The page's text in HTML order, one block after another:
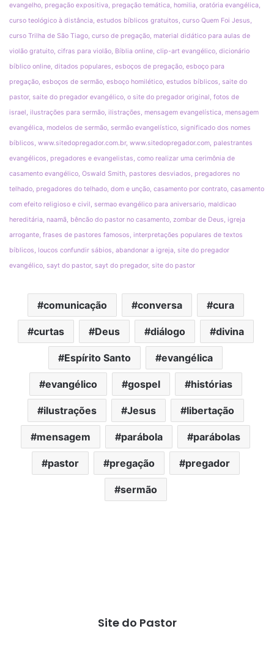
evangelho, pregação expositiva, pregação temática, homilia, oratória evangélica,
curso teológico à distância, estudos bíblicos gratuitos, curso Quem Foi Jesus,
curso Trilha de São Tiago, curso de pregação, material didático para aulas de
violão gratuito, cifras para violão, Bíblia online, clip-art evangélico, dicionário
bíblico online, ditados populares, esboços de pregação, esboço para
pregação, esboços de sermão, esboço homilético, estudos bíblicos, saite do
pastor, saite do pregador evangélico, o site do pregador original, fotos de
israel, ilustrações para sermão, ilistrações, mensagem evangelística, mensagem
evangélica, modelos de sermão, sermão evangelístico, significado dos nomes
bíblicos, www.sitedopregador.com.br, www.sitedopregador.com, palestrantes
evangélicos, pregadores e evangelistas, como realizar uma cerimônia de
casamento evangélico, Oswald Smith, pastores desviados, pregadores no
telhado, pregadores do telhado, dom e unção, casamento por contrato, casamento
com efeito religioso e civil, sermao evangélico para aniversario, maldicao
hereditária, naamã, bêncão do pastor no casamento, zombar de Deus, igreja
arrogante, frases de pastores famosos, interpretações populares de textos
bíblicos, loucos confundir sábios, abandonar a igreja, site do pregador
evangélico, sayt do pastor, sayt do pregador, site do pastor
comunicação conversa cura
curtas Deus diálogo divina
Espírito Santo evangélica
evangélico gospel histórias
ilustrações Jesus libertação
mensagem parábola parábolas
pastor pregação pregador
sermão
Site do Pastor